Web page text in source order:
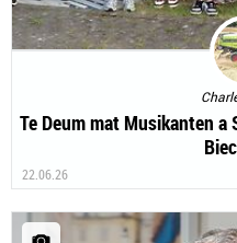
Te Deum mat Musikanten
22.06.26